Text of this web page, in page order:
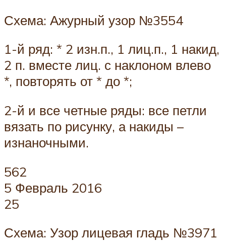
Схема: Ажурный узор №3554
1-й ряд: * 2 изн.п., 1 лиц.п., 1 накид,
2 п. вместе лиц. с наклоном влево
*, повторять от * до *;
2-й и все четные ряды: все петли
вязать по рисунку, а накиды –
изнаночными.
562
5 Февраль 2016
25
Схема: Узор лицевая гладь №3971